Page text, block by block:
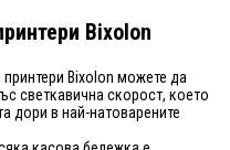
Bixolon
принтери Bixolon можете да
светкавична скорост, което
дори в най-натоварените